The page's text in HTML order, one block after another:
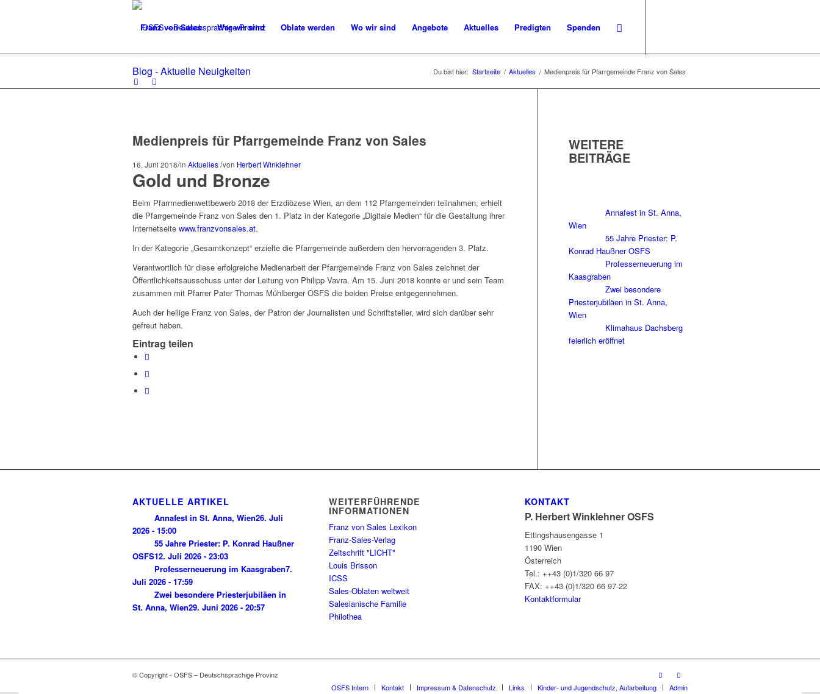
Franz von Sales Wer wir sind Oblate werden Wo wir sind Angebote Aktuelles Predigten Spenden
Blog - Aktuelle Neuigkeiten Du bist hier: Startseite / Aktuelles / Medienpreis für Pfarrgemeinde Franz von Sales
Medienpreis für Pfarrgemeinde Franz von Sales
16. Juni 2018/in Aktuelles/von Herbert Winklehner
Gold und Bronze
Beim Pfarrmedienwettbewerb 2018 der Erzdiözese Wien, an dem 112 Pfarrgemeinden teilnahmen, erhielt
die Pfarrgemeinde Franz von Sales den 1. Platz in der Kategorie „Digitale Medien“ für die Gestaltung ihrer
Internetseite www.franzvonsales.at.
In der Kategorie „Gesamtkonzept“ erzielte die Pfarrgemeinde außerdem den hervorragenden 3. Platz.
Verantwortlich für diese erfolgreiche Medienarbeit der Pfarrgemeinde Franz von Sales zeichnet der
Öffentlichkeitsausschuss unter der Leitung von Philipp Vavra. Am 15. Juni 2018 konnte er und sein Team
zusammen mit Pfarrer Pater Thomas Mühlberger OSFS die beiden Preise entgegennehmen.
Auch der heilige Franz von Sales, der Patron der Journalisten und Schriftsteller, wird sich darüber sehr
gefreut haben.
Eintrag teilen
WEITERE
BEITRÄGE
Annafest in St. Anna,
Wien
55 Jahre Priester: P.
Konrad Haußner OSFS
Professerneuerung im
Kaasgraben
Zwei besondere
Priesterjubiläen in St. Anna,
Wien
Klimahaus Dachsberg
feierlich eröffnet
AKTUELLE ARTIKEL
Annafest in St. Anna, Wien26. Juli
2026 - 15:00
55 Jahre Priester: P. Konrad Haußner
OSFS12. Juli 2026 - 23:03
Professerneuerung im Kaasgraben7.
Juli 2026 - 17:59
Zwei besondere Priesterjubiläen in
St. Anna, Wien29. Juni 2026 - 20:57
WEITERFÜHRENDE
INFORMATIONEN
Franz von Sales Lexikon
Franz-Sales-Verlag
Zeitschrift "LICHT"
Louis Brisson
ICSS
Sales-Oblaten weltweit
Salesianische Familie
Philothea
KONTAKT
P. Herbert Winklehner OSFS
Ettingshausengasse 1
1190 Wien
Österreich
Tel.: ++43 (0)1/320 66 97
FAX: ++43 (0)1/320 66 97-22
Kontaktformular
© Copyright - OSFS – Deutschsprachige Provinz
OSFS Intern
Kontakt Impressum & Datenschutz Links Kinder- und Jugendschutz, Aufarbeitung Admin